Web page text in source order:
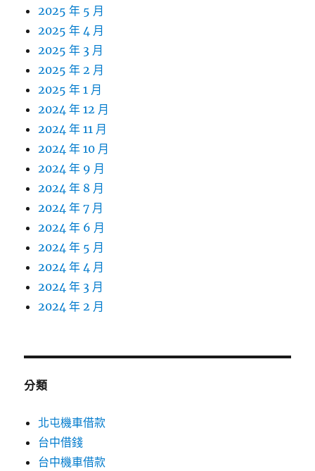
2025 年 5 月
2025 年 4 月
2025 年 3 月
2025 年 2 月
2025 年 1 月
2024 年 12 月
2024 年 11 月
2024 年 10 月
2024 年 9 月
2024 年 8 月
2024 年 7 月
2024 年 6 月
2024 年 5 月
2024 年 4 月
2024 年 3 月
2024 年 2 月
分類
北屯機車借款
台中借錢
台中機車借款